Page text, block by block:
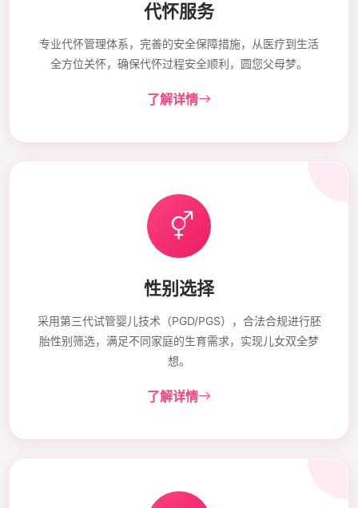
代怀服务
专业代怀管理体系，完善的安全保障措施，从医疗到生活
全方位关怀，确保代怀过程安全顺利，圆您父母梦。
了解详情
性别选择
采用第三代试管婴儿技术（PGD/PGS），合法合规进行胚
胎性别筛选，满足不同家庭的生育需求，实现儿女双全梦
想。
了解详情